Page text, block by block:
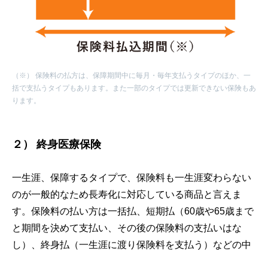
（※） 保険料の払方は、保障期間中に毎月・毎年支払うタイプのほか、一
括で支払うタイプもあります。また一部のタイプでは更新できない保険もあ
ります。
２） 終身医療保険
一生涯、保障するタイプで、保険料も一生涯変わらない
のが一般的なため長寿化に対応している商品と言えま
す。保険料の払い方は一括払、短期払（60歳や65歳まで
と期間を決めて支払い、その後の保険料の支払いはな
し）、終身払（一生涯に渡り保険料を支払う）などの中